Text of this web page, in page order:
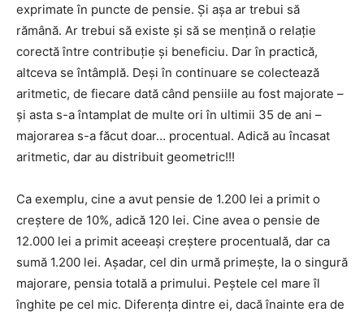
exprimate în puncte de pensie. Și așa ar trebui să
rămână. Ar trebui să existe și să se mențină o relație
corectă între contribuție și beneficiu. Dar în practică,
altceva se întâmplă. Deși în continuare se colectează
aritmetic, de fiecare dată când pensiile au fost majorate –
și asta s-a întamplat de multe ori în ultimii 35 de ani –
majorarea s-a făcut doar… procentual. Adică au încasat
aritmetic, dar au distribuit geometric!!!
Ca exemplu, cine a avut pensie de 1.200 lei a primit o
creștere de 10%, adică 120 lei. Cine avea o pensie de
12.000 lei a primit aceeași creștere procentuală, dar ca
sumă 1.200 lei. Așadar, cel din urmă primește, la o singură
majorare, pensia totală a primului. Peștele cel mare îl
înghite pe cel mic. Diferența dintre ei, dacă înainte era de